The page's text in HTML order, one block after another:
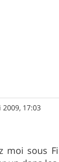
2009, 17:03
moi sous